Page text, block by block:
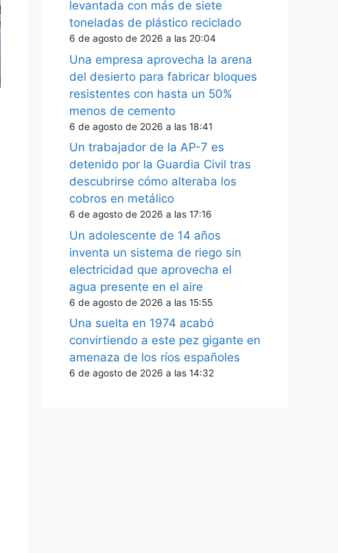
levantada con más de siete
toneladas de plástico reciclado
6 de agosto de 2026 a las 20:04
Una empresa aprovecha la arena
del desierto para fabricar bloques
resistentes con hasta un 50%
menos de cemento
6 de agosto de 2026 a las 18:41
Un trabajador de la AP-7 es
detenido por la Guardia Civil tras
descubrirse cómo alteraba los
cobros en metálico
6 de agosto de 2026 a las 17:16
Un adolescente de 14 años
inventa un sistema de riego sin
electricidad que aprovecha el
agua presente en el aire
6 de agosto de 2026 a las 15:55
Una suelta en 1974 acabó
convirtiendo a este pez gigante en
amenaza de los ríos españoles
6 de agosto de 2026 a las 14:32